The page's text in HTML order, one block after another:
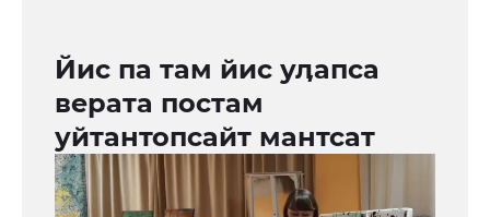
Йис па там йис уӆапса
верата постам
уйтантопсайт мантсат